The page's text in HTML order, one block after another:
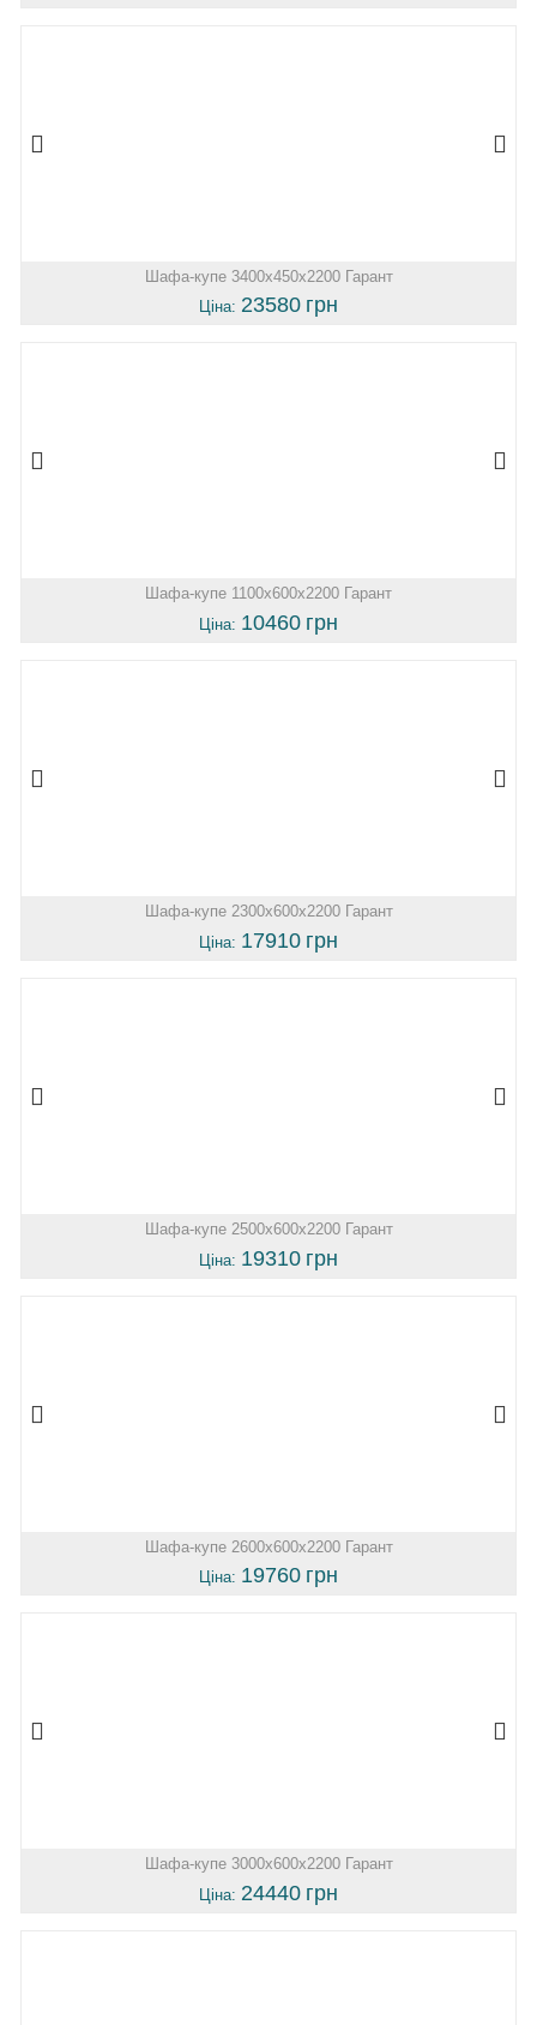
Шафа-купе 3400х450х2200 Гарант
Ціна: 23580 грн
Шафа-купе 1100х600х2200 Гарант
Ціна: 10460 грн
Шафа-купе 2300х600х2200 Гарант
Ціна: 17910 грн
Шафа-купе 2500х600х2200 Гарант
Ціна: 19310 грн
Шафа-купе 2600х600х2200 Гарант
Ціна: 19760 грн
Шафа-купе 3000х600х2200 Гарант
Ціна: 24440 грн